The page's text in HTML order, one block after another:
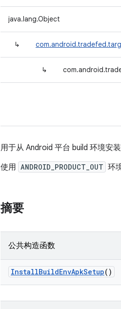
java.lang.Object
↳
↳
用于从 Android 平台 build 环境安
使用 ANDROID_PRODUCT_OUT 环
摘要
公共构造函数
InstallBuildEnvApkSetup()